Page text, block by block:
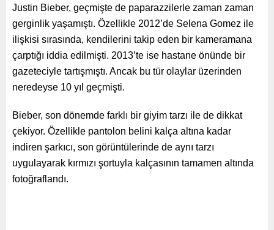
Justin Bieber, geçmişte de paparazzilerle zaman zaman
gerginlik yaşamıştı. Özellikle 2012’de Selena Gomez ile
ilişkisi sırasında, kendilerini takip eden bir kameramana
çarptığı iddia edilmişti. 2013’te ise hastane önünde bir
gazeteciyle tartışmıştı. Ancak bu tür olaylar üzerinden
neredeyse 10 yıl geçmişti.
Bieber, son dönemde farklı bir giyim tarzı ile de dikkat
çekiyor. Özellikle pantolon belini kalça altına kadar
indiren şarkıcı, son görüntülerinde de aynı tarzı
uygulayarak kırmızı şortuyla kalçasının tamamen altında
fotoğraflandı.